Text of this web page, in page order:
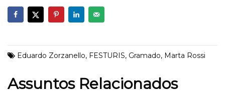
Eduardo Zorzanello, FESTURIS, Gramado, Marta Rossi
Assuntos Relacionados